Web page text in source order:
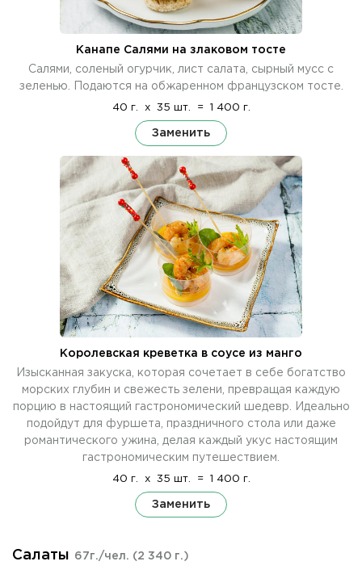
Канапе Салями на злаковом тосте
Салями, соленый огурчик, лист салата, сырный мусс с
зеленью. Подаются на обжаренном французском тосте.
40 г. x 35 шт. = 1 400 г.
Заменить
Королевская креветка в соусе из манго
Изысканная закуска, которая сочетает в себе богатство
морских глубин и свежесть зелени, превращая каждую
порцию в настоящий гастрономический шедевр. Идеально
подойдут для фуршета, праздничного стола или даже
романтического ужина, делая каждый укус настоящим
гастрономическим путешествием.
40 г. x 35 шт. = 1 400 г.
Заменить
Салаты 67г./чел. (2 340 г.)